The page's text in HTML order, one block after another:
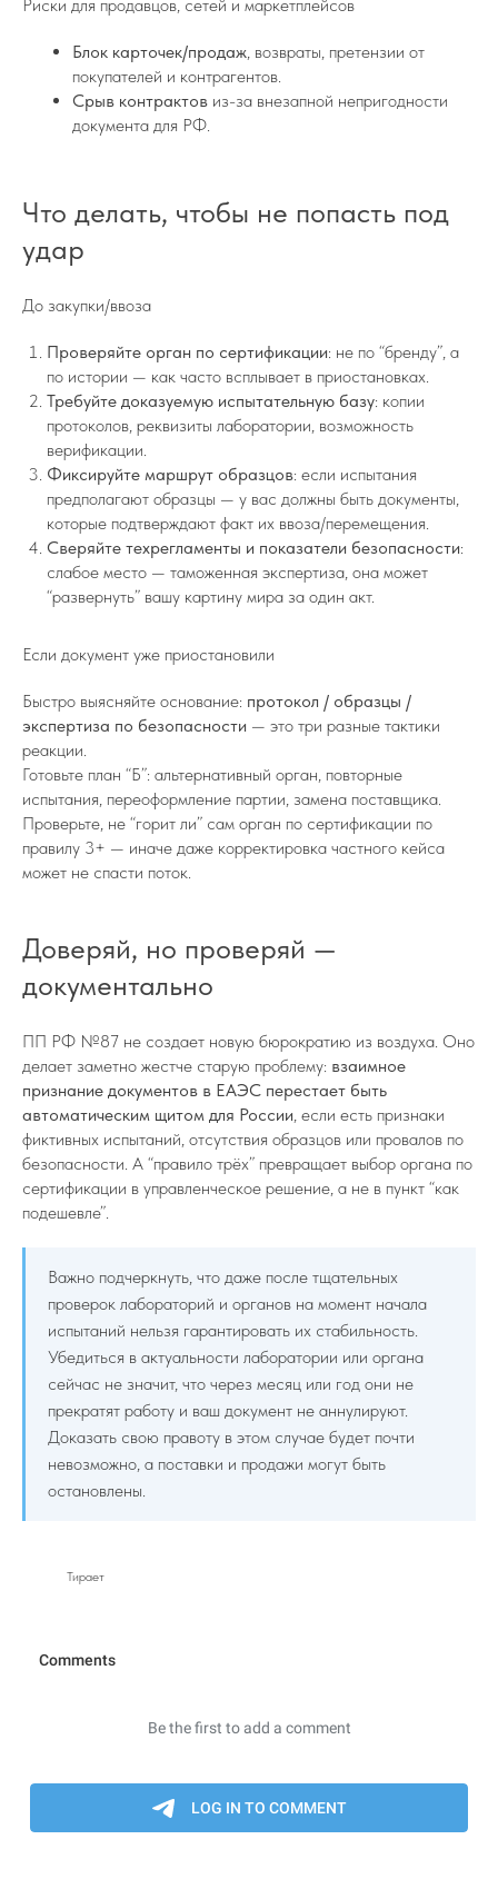
Риски для продавцов, сетей и маркетплейсов
Блок карточек/продаж, возвраты, претензии от
покупателей и контрагентов.
Срыв контрактов из-за внезапной непригодности
документа для РФ.
Что делать, чтобы не попасть под
удар
До закупки/ввоза
Проверяйте орган по сертификации: не по “бренду”, а
по истории — как часто всплывает в приостановках.
Требуйте доказуемую испытательную базу: копии
протоколов, реквизиты лаборатории, возможность
верификации.
Фиксируйте маршрут образцов: если испытания
предполагают образцы — у вас должны быть документы,
которые подтверждают факт их ввоза/перемещения.
Сверяйте техрегламенты и показатели безопасности:
слабое место — таможенная экспертиза, она может
“развернуть” вашу картину мира за один акт.
Если документ уже приостановили
Быстро выясняйте основание: протокол / образцы /
экспертиза по безопасности — это три разные тактики
реакции.
Готовьте план “Б”: альтернативный орган, повторные
испытания, переоформление партии, замена поставщика.
Проверьте, не “горит ли” сам орган по сертификации по
правилу 3+ — иначе даже корректировка частного кейса
может не спасти поток.
Доверяй, но проверяй —
документально
ПП РФ №87 не создает новую бюрократию из воздуха. Оно
делает заметно жестче старую проблему: взаимное
признание документов в ЕАЭС перестает быть
автоматическим щитом для России, если есть признаки
фиктивных испытаний, отсутствия образцов или провалов по
безопасности. А “правило трёх” превращает выбор органа по
сертификации в управленческое решение, а не в пункт “как
подешевле”.
Важно подчеркнуть, что даже после тщательных
проверок лабораторий и органов на момент начала
испытаний нельзя гарантировать их стабильность.
Убедиться в актуальности лаборатории или органа
сейчас не значит, что через месяц или год они не
прекратят работу и ваш документ не аннулируют.
Доказать свою правоту в этом случае будет почти
невозможно, а поставки и продажи могут быть
остановлены.
Тирает